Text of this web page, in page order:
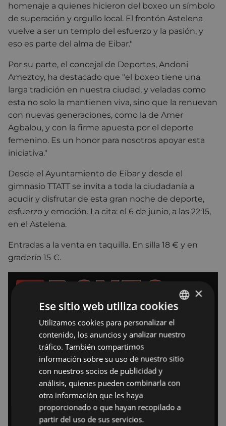
homenaje a quienes hicieron del boxeo un símbolo
de superación y orgullo local. El frontón Astelena
vuelve a ser un templo del esfuerzo y la pasión, y
eso es parte del alma de Eibar."
Por su parte, el concejal de Deportes, Andoni
Ameztoy, ha destacado que "el boxeo tiene una
larga tradición en nuestra ciudad, y veladas como
esta no solo la mantienen viva, sino que la renuevan
con nuevas generaciones, como la de Amer
Agbalou, y con la firme apuesta por el deporte
femenino. Es un honor para nosotros apoyar esta
iniciativa."
Desde el Ayuntamiento de Eibar y desde el
gimnasio TTATT se invita a toda la ciudadanía a
acudir y disfrutar de esta gran noche de deporte,
esfuerzo y emoción. La cita: el 6 de junio, a las 22:15,
en el Astelena.
Entradas a la venta en taquilla. En silla 18 € y en
graderío 15 €.
BASQUE
SPANISH
×
Ese sitio web utiliza cookies
Utilizamos cookies para personalizar el
contenido, los anuncios y analizar nuestro
tráfico. También compartimos
información sobre su uso de nuestro sitio
con nuestros socios de publicidad y
análisis, quienes pueden combinarla con
otra información que les haya
proporcionado o que hayan recopilado a
partir del uso de sus servicios.